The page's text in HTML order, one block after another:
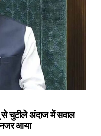
से चुटीले अंदाज में सवाल
नजर आया